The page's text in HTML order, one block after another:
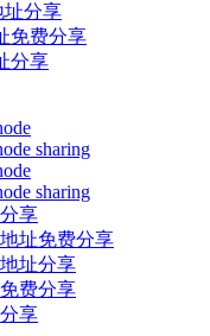
址分享
免费分享
分享
sharing
sharing
享
址免费分享
址分享
费分享
享